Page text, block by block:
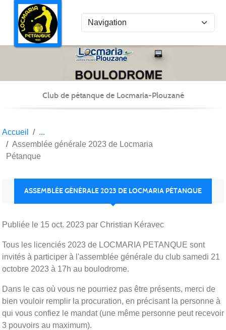
Club de pétanque de Locmaria-Plouzané
Accueil
Assemblée générale 2023 de Locmaria
Pétanque
ASSEMBLÉE GÉNÉRALE 2023 DE LOCMARIA PÉTANQUE
Publiée le 15 oct. 2023 par Christian Kéravec
Tous les licenciés 2023 de LOCMARIA PETANQUE sont
invités à participer à l'assemblée générale du club samedi 21
octobre 2023 à 17h au boulodrome.
Dans le cas où vous ne pourriez pas être présents, merci de
bien vouloir remplir la procuration, en précisant la personne à
qui vous confiez le mandat (une même personne peut recevoir
3 pouvoirs au maximum).
Panneau de gestion des cookies